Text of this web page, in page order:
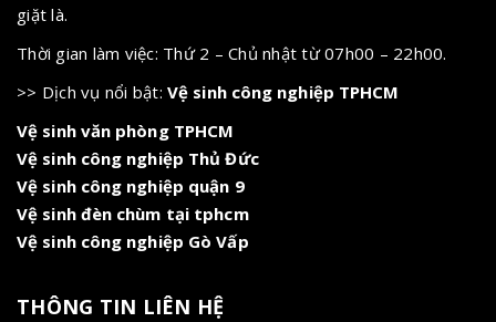
giặt là.
Thời gian làm việc: Thứ 2 – Chủ nhật từ 07h00 – 22h00.
>> Dịch vụ nổi bật: Vệ sinh công nghiệp TPHCM
Vệ sinh văn phòng TPHCM
Vệ sinh công nghiệp Thủ Đức
Vệ sinh công nghiệp quận 9
Vệ sinh đèn chùm tại tphcm
Vệ sinh công nghiệp Gò Vấp
THÔNG TIN LIÊN HỆ